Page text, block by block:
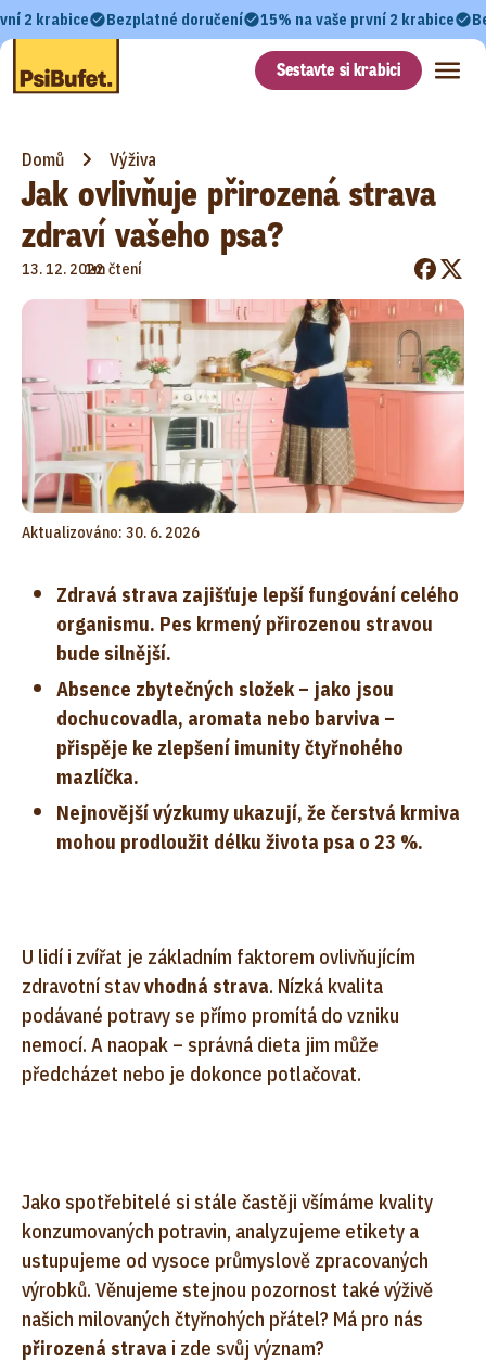
2 krabice Bezplatné doručení 15% na vaše první 2 krabice
Sestavte si krabici
Domů Výživa
Jak ovlivňuje přirozená strava
zdraví vašeho psa?
13. 12. 2022
•
1m čtení
Aktualizováno: 30. 6. 2026
Zdravá strava zajišťuje lepší fungování celého
organismu. Pes krmený přirozenou stravou
bude silnější.
Absence zbytečných složek – jako jsou
dochucovadla, aromata nebo barviva –
přispěje ke zlepšení imunity čtyřnohého
mazlíčka.
Nejnovější výzkumy ukazují, že čerstvá krmiva
mohou prodloužit délku života psa o 23 %.
U lidí i zvířat je základním faktorem ovlivňujícím
zdravotní stavvhodná strava. Nízká kvalita
podávané potravy se přímo promítá do vzniku
nemocí. A naopak – správná dieta jim může
předcházet nebo je dokonce potlačovat.
Jako spotřebitelé si stále častěji všímáme kvality
konzumovaných potravin, analyzujeme etikety a
ustupujeme od vysoce průmyslově zpracovaných
výrobků. Věnujeme stejnou pozornost také výživě
našich milovaných čtyřnohých přátel? Má pro nás
přirozená strava i zde svůj význam?